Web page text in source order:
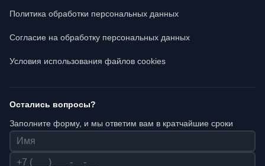
Политика обработки персональных данных
Согласие на обработку персональных данных
Условия использования файлов cookies
Остались вопросы?
Заполните форму, и мы ответим вам в кратчайшие сроки
Имя
Телефон